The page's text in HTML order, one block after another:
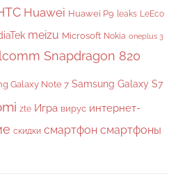
Huawei Huawei P9 leaks LeEco
meizu Microsoft Nokia oneplus 3
Snapdragon 820
Galaxy Note 7 Samsung Galaxy S7
zte Игра вирус интернет-
скидки смартфон смартфоны